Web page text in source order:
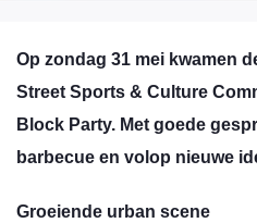
Op zondag 31 mei kwamen
Street Sports & Culture
Block Party. Met goede
barbecue en volop nieuwe
Groeiende urban scene